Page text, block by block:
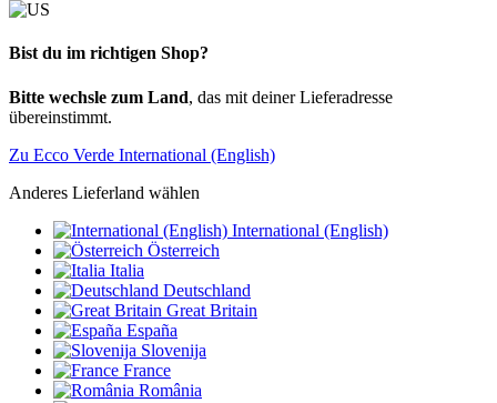
Bist du im richtigen Shop?
Bitte wechsle zum Land, das mit deiner Lieferadresse
übereinstimmt.
Zu Ecco Verde International (English)
Anderes Lieferland wählen
International (English)
Österreich
Italia
Deutschland
Great Britain
España
Slovenija
France
România